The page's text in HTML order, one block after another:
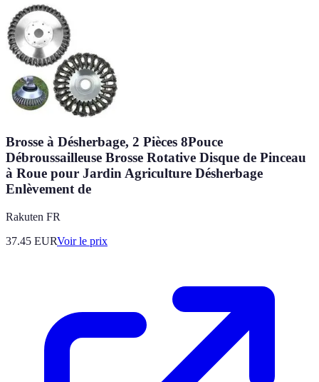
Brosse à Désherbage, 2 Pièces 8Pouce
Débroussailleuse Brosse Rotative Disque de Pinceau
à Roue pour Jardin Agriculture Désherbage
Enlèvement de
Rakuten FR
37.45 EURVoir le prix